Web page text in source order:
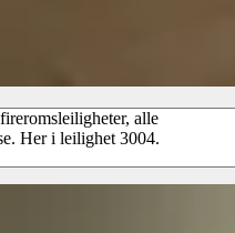
alle
Her i leilighet 3004.